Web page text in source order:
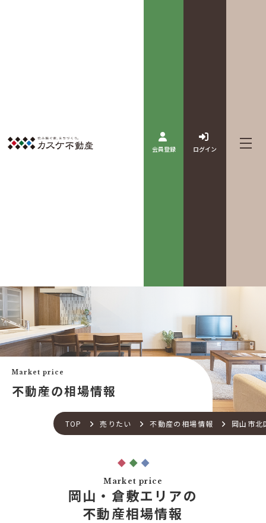
会員登録 ログイン
カスケって？
カスケホームグループ
買いたい
中古×RF(リノベ)
新築建売購入サポート
不動産流通の仕組み
住宅ローンサポート
住宅売却サポート
お客様の声
みんなの不動産小話
中古リフォーム事例
店舗紹介
スタッフ紹介
お知らせ一覧
不動産コラム
TOP 売りたい 不動産の相場情報 岡山市北
Market price
不動産の相場情報
Market price
岡山・倉敷エリアの
不動産相場情報